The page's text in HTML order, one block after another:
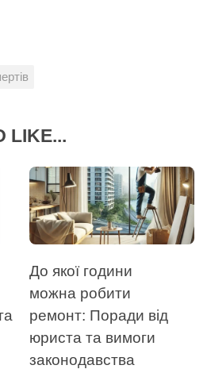
LIKE...
До якої години
можна робити
ремонт: Поради від
юриста та вимоги
законодавства